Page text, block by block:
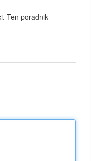
Ten poradnik